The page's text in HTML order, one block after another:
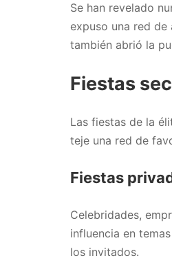
Se han revelado
expuso una red
también abrió la
Fiestas
Las fiestas de la
teje una red de
Fiestas
Celebridades,
influencia en
los invitados.